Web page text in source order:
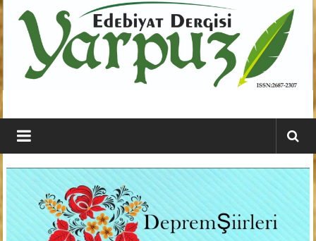
İçeriğe
geç
YARPUZ
Edebiyat
Dergisi
Kahramanmaraş'ın
Etkili